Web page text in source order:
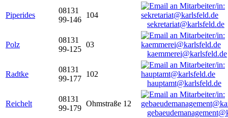
Piperides
08131
99-146
104
sekretariat@karlsfeld.de
Polz
08131
99-125
03
kaemmerei@karlsfeld.de
Radtke
08131
99-177
102
hauptamt@karlsfeld.de
Reichelt
08131
99-179
Ohmstraße 12